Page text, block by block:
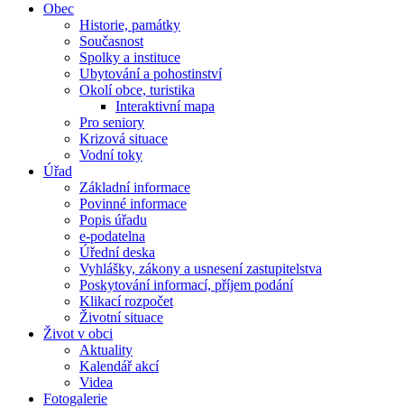
Obec
Historie, památky
Současnost
Spolky a instituce
Ubytování a pohostinství
Okolí obce, turistika
Interaktivní mapa
Pro seniory
Krizová situace
Vodní toky
Úřad
Základní informace
Povinné informace
Popis úřadu
e-podatelna
Úřední deska
Vyhlášky, zákony a usnesení zastupitelstva
Poskytování informací, příjem podání
Klikací rozpočet
Životní situace
Život v obci
Aktuality
Kalendář akcí
Videa
Fotogalerie